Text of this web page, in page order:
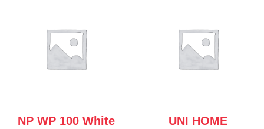
NP WP 100 White
UNI HOME